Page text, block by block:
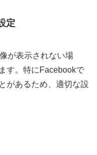
定
が表示されない場
す。特にFacebookで
があるため、適切な設